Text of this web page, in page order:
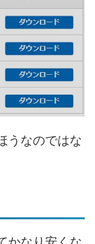
うなのではな